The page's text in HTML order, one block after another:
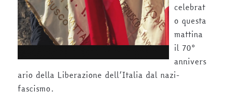
celebrat
o questa
mattina
il 70°
annivers
ario della Liberazione dell’Italia dal nazi-
fascismo.